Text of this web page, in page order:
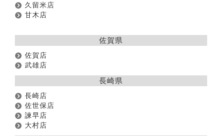
久留米店
甘木店
佐賀県
佐賀店
武雄店
長崎県
長崎店
佐世保店
諫早店
大村店